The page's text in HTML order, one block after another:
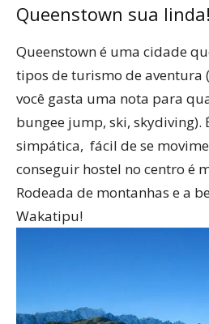
Queenstown sua linda!
Queenstown é uma cidade
tipos de turismo de aventura
você gasta uma nota para
bungee jump, ski, skydiving).
simpática, fácil de se
conseguir hostel no centro é
Rodeada de montanhas e a
Wakatipu!